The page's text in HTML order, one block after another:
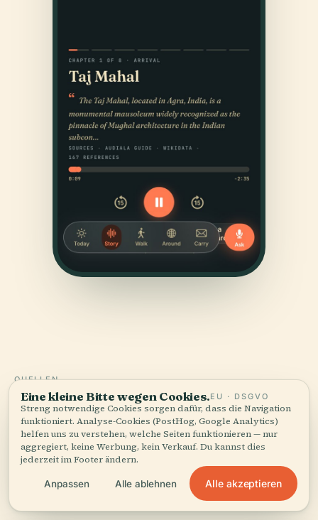
QUELLEN
Geprüftund gezeigt.
Recherchiert und verfasst vom Audiala-Redaktionsteam
aus historischen Aufzeichnungen, architektonischen
Eine kleine Bitte wegen Cookies.EU · DSGVO
Streng notwendige Cookies sorgen dafür, dass die Navigation
funktioniert. Analyse-Cookies (PostHog, Google Analytics)
helfen uns zu verstehen, welche Seiten funktionieren — nur
aggregiert, keine Werbung, kein Verkauf. Du kannst dies
jederzeit im Footer ändern.
Anpassen Alle ablehnen Alle akzeptieren